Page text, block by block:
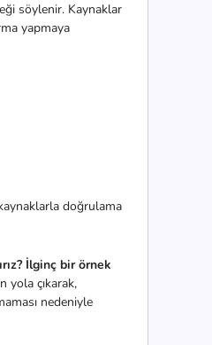
söylenir. Kaynaklar
yapmaya
doğrulama
İlginç bir örnek
yola çıkarak,
nedeniyle